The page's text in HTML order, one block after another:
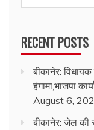
for:
RECENT POSTS
बीकानेर:
हंगामा,भाजपा
August 6,
बीकानेर: जेल की